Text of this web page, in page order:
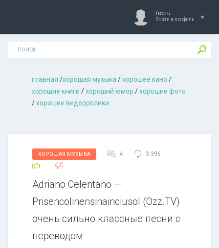
Гость
Войти в профиль
главная /хорошая музыкa /хорошее кино /
хорошие книги /хороший юмор /хорошие фото
/хорошие видеоролики
ХОРОШАЯ МУЗЫКА 4 3 396
Adriano Celentano —
Prisencolinensinainciusol (Ozz.TV)
очень сильно классные песни с
переводом